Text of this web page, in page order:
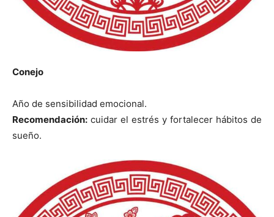
Conejo
Año de sensibilidad emocional.
Recomendación: cuidar el estrés y fortalecer hábitos de
sueño.